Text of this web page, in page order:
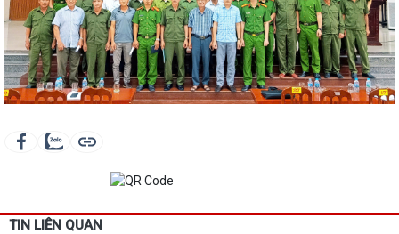
TIN LIÊN QUAN